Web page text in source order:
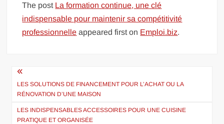
The post La formation continue, une clé
indispensable pour maintenir sa compétitivité
professionnelle appeared first on Emploi.biz.
Navigation
de
l’article
LES SOLUTIONS DE FINANCEMENT POUR L’ACHAT OU LA
RÉNOVATION D’UNE MAISON
LES INDISPENSABLES ACCESSOIRES POUR UNE CUISINE
PRATIQUE ET ORGANISÉE